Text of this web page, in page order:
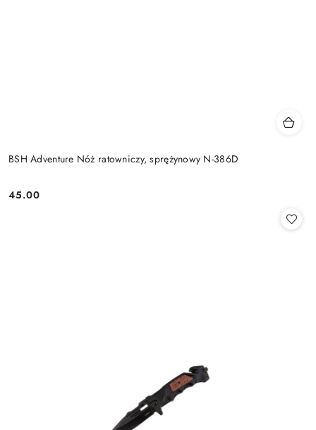
BSH Adventure Nóż ratowniczy, sprężynowy N-386D
Cena:
45.00